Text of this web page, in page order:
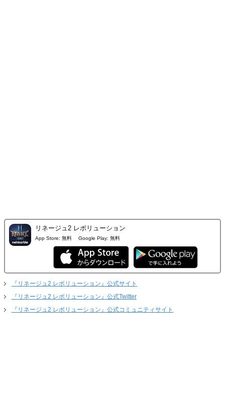
リネージュ2 レボリューション
App Store: 無料 Google Play: 無料
『リネージュ2 レボリューション』公式サイト
『リネージュ2 レボリューション』公式Twitter
『リネージュ2 レボリューション』公式コミュニティサイト